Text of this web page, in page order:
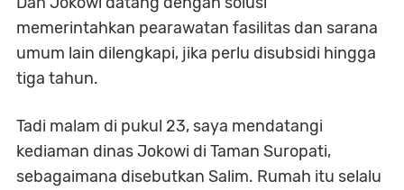
memerintahkan pearawatan fasilitas dan sarana
umum lain dilengkapi, jika perlu disubsidi hingga
tiga tahun.
Tadi malam di pukul 23, saya mendatangi
kediaman dinas Jokowi di Taman Suropati,
sebagaimana disebutkan Salim. Rumah itu selalu